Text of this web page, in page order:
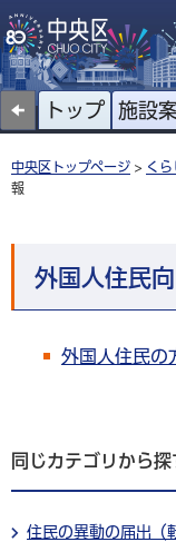
トップ 施設
中央区トップページ > く
報
外国人住民
外国人住民の
同じカテゴリから探
住民の異動の届出（